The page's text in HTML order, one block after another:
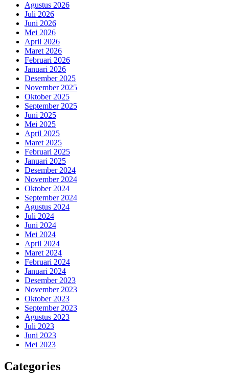
Agustus 2026
Juli 2026
Juni 2026
Mei 2026
April 2026
Maret 2026
Februari 2026
Januari 2026
Desember 2025
November 2025
Oktober 2025
September 2025
Juni 2025
Mei 2025
April 2025
Maret 2025
Februari 2025
Januari 2025
Desember 2024
November 2024
Oktober 2024
September 2024
Agustus 2024
Juli 2024
Juni 2024
Mei 2024
April 2024
Maret 2024
Februari 2024
Januari 2024
Desember 2023
November 2023
Oktober 2023
September 2023
Agustus 2023
Juli 2023
Juni 2023
Mei 2023
Categories